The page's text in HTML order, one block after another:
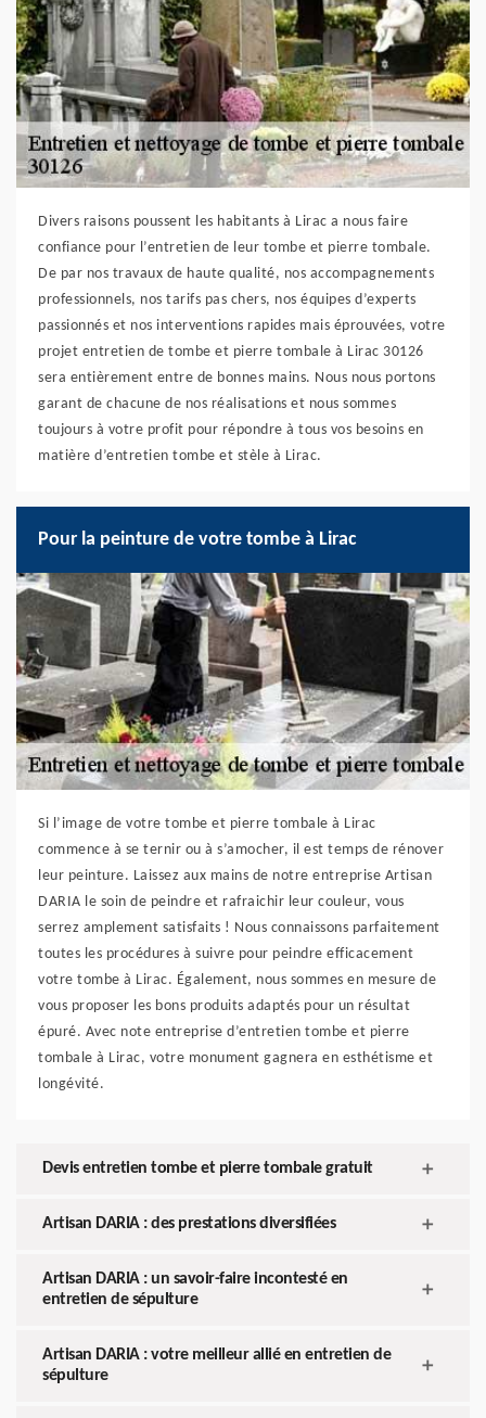
Divers raisons poussent les habitants à Lirac a nous faire
confiance pour l’entretien de leur tombe et pierre tombale.
De par nos travaux de haute qualité, nos accompagnements
professionnels, nos tarifs pas chers, nos équipes d’experts
passionnés et nos interventions rapides mais éprouvées, votre
projet entretien de tombe et pierre tombale à Lirac 30126
sera entièrement entre de bonnes mains. Nous nous portons
garant de chacune de nos réalisations et nous sommes
toujours à votre profit pour répondre à tous vos besoins en
matière d’entretien tombe et stèle à Lirac.
Pour la peinture de votre tombe à Lirac
Si l’image de votre tombe et pierre tombale à Lirac
commence à se ternir ou à s’amocher, il est temps de rénover
leur peinture. Laissez aux mains de notre entreprise Artisan
DARIA le soin de peindre et rafraichir leur couleur, vous
serrez amplement satisfaits ! Nous connaissons parfaitement
toutes les procédures à suivre pour peindre efficacement
votre tombe à Lirac. Également, nous sommes en mesure de
vous proposer les bons produits adaptés pour un résultat
épuré. Avec note entreprise d’entretien tombe et pierre
tombale à Lirac, votre monument gagnera en esthétisme et
longévité.
Devis entretien tombe et pierre tombale gratuit
Artisan DARIA : des prestations diversifiées
Artisan DARIA : un savoir-faire incontesté en
entretien de sépulture
Artisan DARIA : votre meilleur allié en entretien de
sépulture